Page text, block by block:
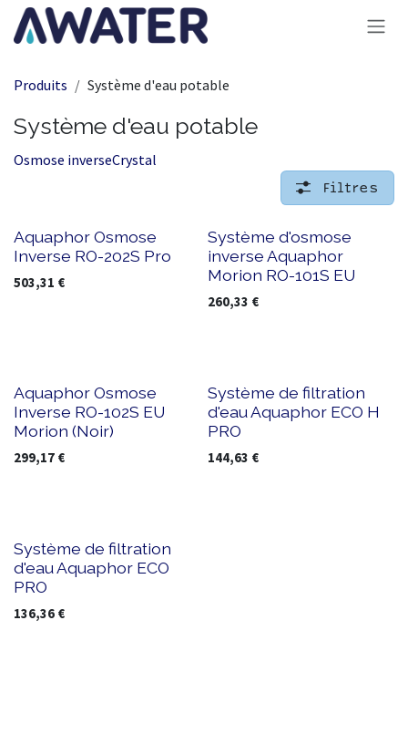
Se rendre au contenu
Produits Système d'eau potable
Système d'eau potable
Osmose inverseCrystal
Filtres
Nouveau !
Aquaphor Osmose
Inverse RO-202S Pro
503,31 €
Système d'osmose
inverse Aquaphor
Morion RO-101S EU
260,33 €
Aquaphor Osmose
Inverse RO-102S EU
Morion (Noir)
299,17 €
Système de filtration
d'eau Aquaphor ECO H
PRO
144,63 €
Système de filtration
d'eau Aquaphor ECO
PRO
136,36 €